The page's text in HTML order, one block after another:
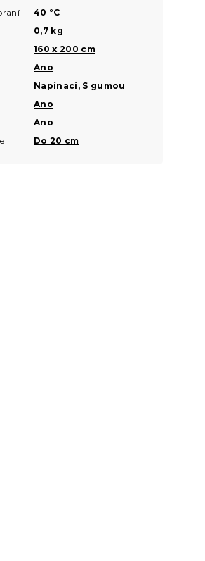
40 °C
0,7 kg
160 x 200 cm
Ano
Napínací, S gumou
Ano
Ano
Do 20 cm